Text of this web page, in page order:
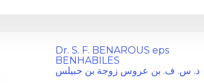
Dr. S. F. BENAROUS eps
BENHABILES
د. س. ف. بن عروس زوجة بن حبيلس